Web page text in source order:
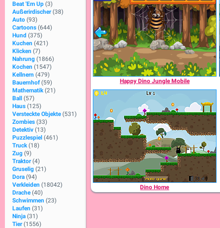
Beat 'Em Up (3)
Außerirdischer (38)
Auto (93)
Cartoons (644)
Hund (375)
Kuchen (421)
Klicken (7)
Nahrung (1866)
Kochen (1547)
Kellnern (479)
Bauernhof (59)
Mathematik (21)
Ball
(57)
Haus (125)
Versteckte Objekte (531)
Zombies (33)
Detektiv (13)
Puzzlespiel (461)
Truck (18)
Zug (9)
Traktor (4)
Gruselig (21)
Dora (94)
Verkleiden (18042)
Drache (40)
Schwimmen (23)
Laufen (31)
Ninja (31)
Tier (1556)
Happy Dino Jungle Mobile
Dino Home